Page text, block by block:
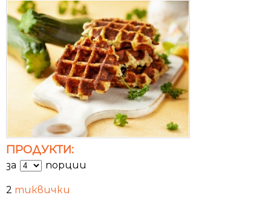
ПРОДУКТИ:
за порции
2 тиквички